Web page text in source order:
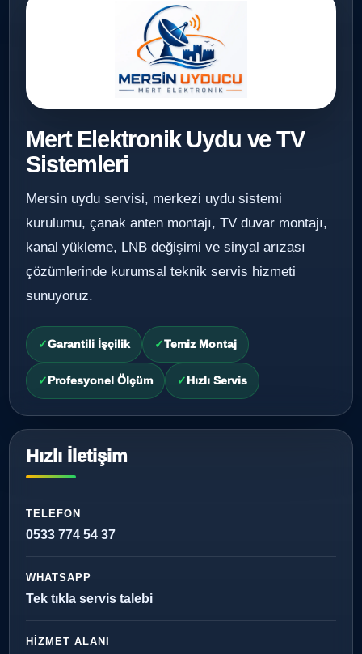
Mert Elektronik Uydu ve TV
Sistemleri
Mersin uydu servisi, merkezi uydu sistemi
kurulumu, çanak anten montajı, TV duvar montajı,
kanal yükleme, LNB değişimi ve sinyal arızası
çözümlerinde kurumsal teknik servis hizmeti
sunuyoruz.
Garantili İşçilik Temiz Montaj
Profesyonel Ölçüm Hızlı Servis
Hızlı İletişim
TELEFON
0533 774 54 37
WHATSAPP
Tek tıkla servis talebi
HIZMET ALANI